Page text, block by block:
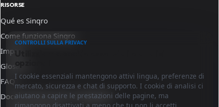
RISORSE
Qué es Sinqro
Come funziona Sinqro
Impara
Glosario
FAQ
Documentazione per sviluppatori
CONTROLLI SULLA PRIVACY
Utilizziamo cookie essenziali e analisi
I cookie essenziali mantengono attivi lingua, preferenze di
mercato, sicurezza e chat di supporto. I cookie di analisi ci
aiutano a capire le prestazioni delle pagine, ma